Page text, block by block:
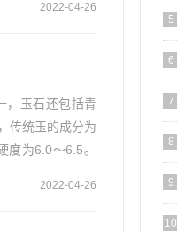
2022-04-26
，玉石还包括青
传统玉的成分为
为6.0～6.5。
2022-04-26
5
6
7
8
9
10